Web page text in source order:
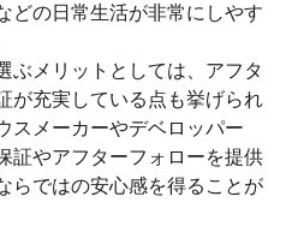
どの日常生活が非常にしやす
ぶメリットとしては、アフタ
が充実している点も挙げられ
スメーカーやデベロッパー
証やアフターフォローを提供
らではの安心感を得ることが